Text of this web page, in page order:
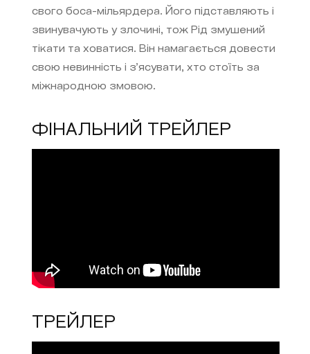
свого боса-мільярдера. Його підставляють і
звинувачують у злочині, тож Рід змушений
тікати та ховатися. Він намагається довести
свою невинність і з’ясувати, хто стоїть за
міжнародною змовою.
ФІНАЛЬНИЙ ТРЕЙЛЕР
ТРЕЙЛЕР